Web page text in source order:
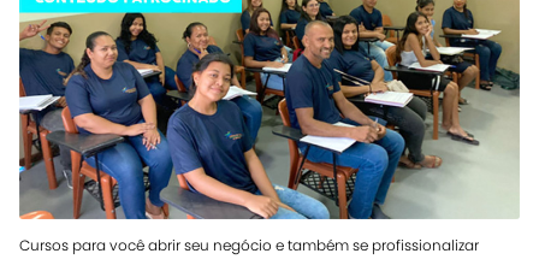
Cursos para você abrir seu negócio e também se profissionalizar